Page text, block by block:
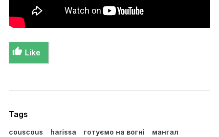
Like
Tags
couscous harissa готуємо на вогні
мангал